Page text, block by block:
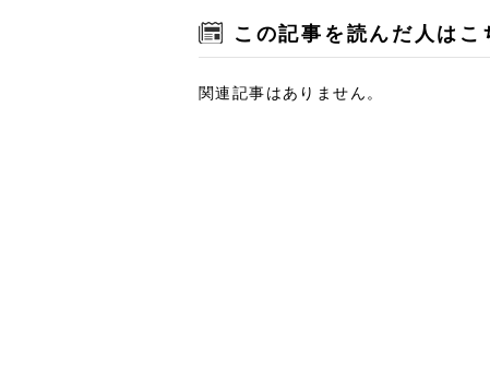
この記事を読んだ人はこ
関連記事はありません。